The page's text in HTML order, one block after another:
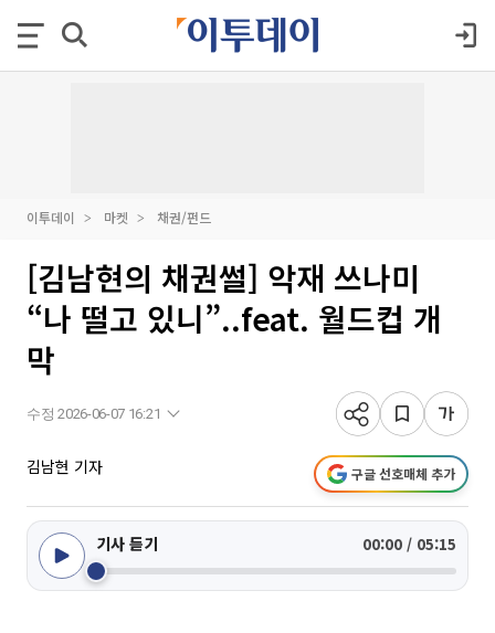
이투데이 마켓 채권/펀드
[김남현의 채권썰] 악재 쓰나미
“나 떨고 있니”..feat. 월드컵 개
막
수정 2026-06-07 16:21
김남현 기자 구글 선호매체 추가
기사 듣기 00:00 / 05:15